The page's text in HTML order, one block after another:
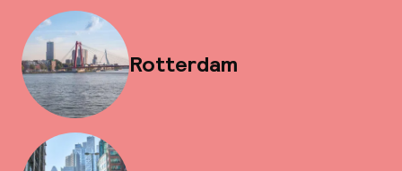
Rotterdam